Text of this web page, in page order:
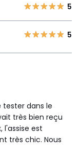
5
5
tester dans le
très bien reçu
l'assise est
très chic. Nous